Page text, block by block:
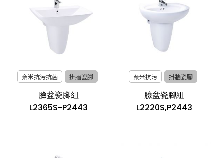
奈米抗污抗菌 掛牆瓷腳
臉盆瓷腳組
L2365S-P2443
奈米抗污 掛牆瓷腳
臉盆瓷腳組
L2220S,P2443